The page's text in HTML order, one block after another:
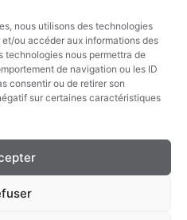
nous utilisons des technologies
ou accéder aux informations des
technologies nous permettra de
de navigation ou les ID
consentir ou de retirer son
sur certaines caractéristiques